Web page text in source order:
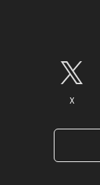
X